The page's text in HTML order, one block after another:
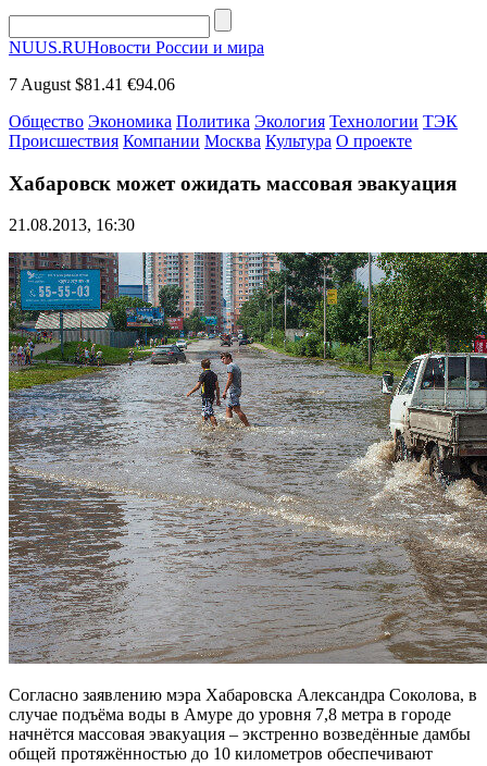
NUUS.RUНовости России и мира
7 August $81.41 €94.06
Общество Экономика Политика Экология Технологии ТЭК
Происшествия Компании Москва Культура О проекте
Хабаровск может ожидать массовая эвакуация
21.08.2013, 16:30
Согласно заявлению мэра Хабаровска Александра Соколова, в
случае подъёма воды в Амуре до уровня 7,8 метра в городе
начнётся массовая эвакуация – экстренно возведённые дамбы
общей протяжённостью до 10 километров обеспечивают